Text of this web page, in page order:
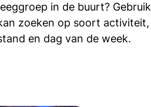
in de buurt? Gebruik
zoeken op soort activiteit,
en dag van de week.